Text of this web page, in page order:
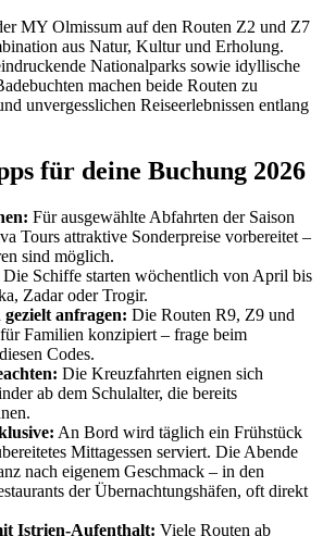
MY Olmissum auf den Routen Z2 und Z7
aus Natur, Kultur und Erholung.
Nationalparks sowie idyllische
machen beide Routen zu
unvergesslichen Reiseerlebnissen entlang
für deine Buchung 2026
Für ausgewählte Abfahrten der Saison
Tours attraktive Sonderpreise vorbereitet –
sind möglich.
Die Schiffe starten wöchentlich von April bis
Zadar oder Trogir.
anfragen: Die Routen R9, Z9 und
Familien konzipiert – frage beim
Codes.
Die Kreuzfahrten eignen sich
ab dem Schulalter, die bereits
An Bord wird täglich ein Frühstück
Mittagessen serviert. Die Abende
nach eigenem Geschmack – in den
der Übernachtungshäfen, oft direkt
Istrien-Aufenthalt: Viele Routen ab